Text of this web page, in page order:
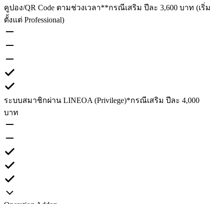
คูปอง/QR Code ตามช่วงเวลา**กรณีเสริม ปีละ 3,600 บาท (เริ่ม
ตั้งแต่ Professional)
ระบบสมาชิกผ่าน LINEOA (Privilege)*กรณีเสริม ปีละ 4,000
บาท